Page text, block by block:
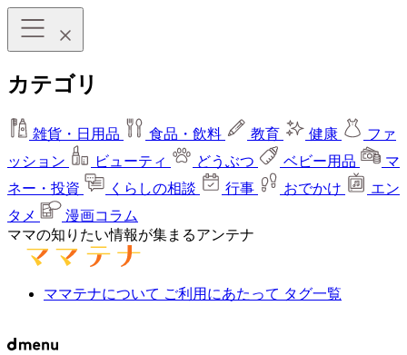
カテゴリ
雑貨・日用品 食品・飲料 教育 健康
ファ
ッション
ビューティ どうぶつ ベビー用品
マ
ネー・投資
くらしの相談 行事 おでかけ
エン
タメ
漫画コラム
ママの知りたい情報が集まるアンテナ
ママテナについて ご利用にあたって タグ一覧